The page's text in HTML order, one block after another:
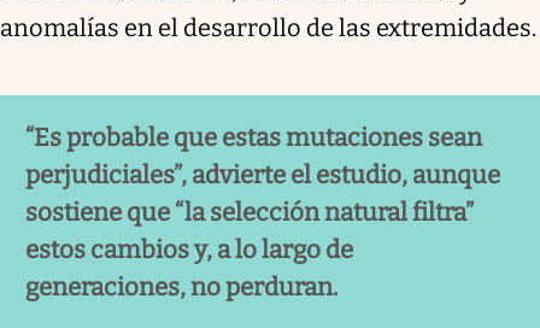
anomalías en el desarrollo de las extremidades.
“Es probable que estas mutaciones sean
perjudiciales”, advierte el estudio, aunque
sostiene que “la selección natural filtra”
estos cambios y, a lo largo de
generaciones, no perduran.